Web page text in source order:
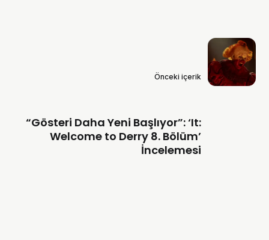
Önceki içerik
“Gösteri Daha Yeni Başlıyor”: ‘It:
Welcome to Derry 8. Bölüm’
İncelemesi